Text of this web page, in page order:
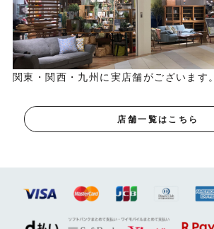
関東・関西・九州に実店舗がございます。
店舗一覧はこちら